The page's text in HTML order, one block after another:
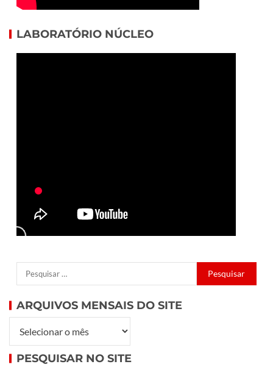
LABORATÓRIO NÚCLEO
ARQUIVOS MENSAIS DO SITE
PESQUISAR NO SITE